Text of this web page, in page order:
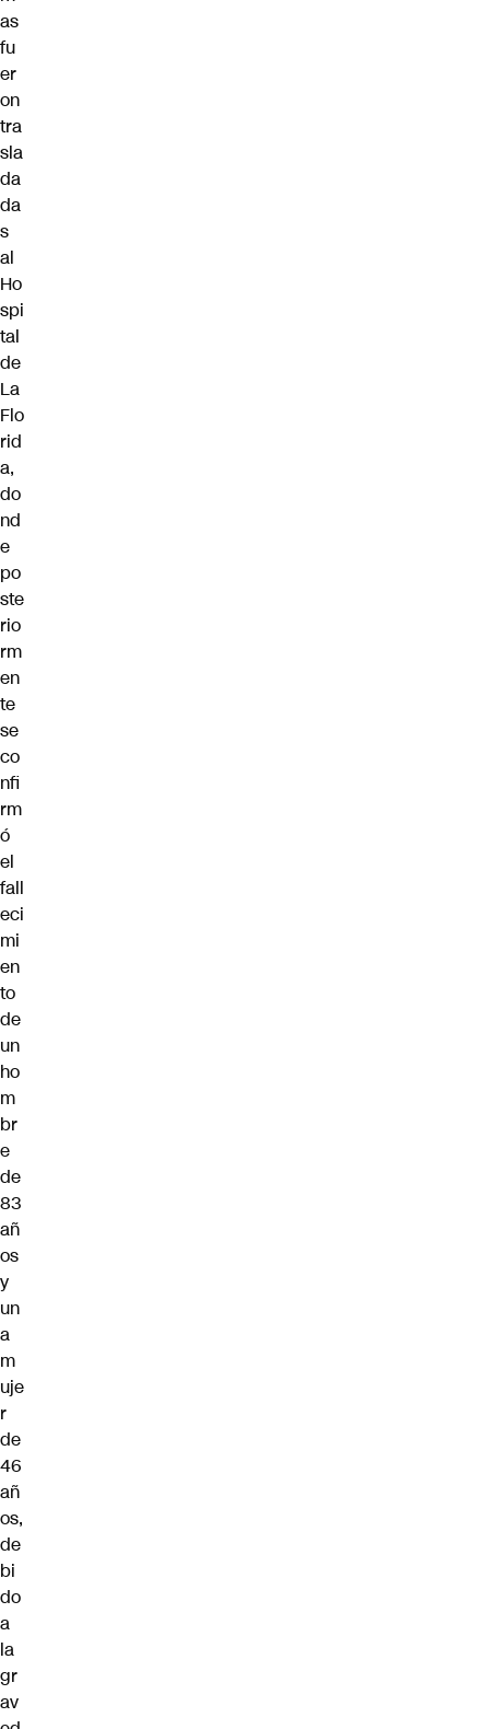
as
fu
er
on
tra
sla
da
da
s
al
Ho
spi
tal
de
La
Flo
rid
a,
do
nd
e
po
ste
rio
rm
en
te
se
co
nfi
rm
ó
el
fall
eci
mi
en
to
de
un
ho
m
br
e
de
83
añ
os
y
un
a
m
uje
r
de
46
añ
os,
de
bi
do
a
la
gr
av